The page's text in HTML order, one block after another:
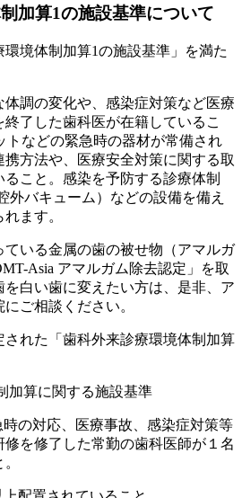
加算1の施設基準について
境体制加算1の施設基準」を満た
調の変化や、感染症対策など医療
了した歯科医が在籍しているこ
トなどの緊急時の器材が常備され
方法や、医療安全対策に関する取
こと。感染を予防する診療体制
外バキューム）などの設備を備え
ます。
ている金属の歯の被せ物（アマルガ
Asia アマルガム除去認定」を取
白い歯に変えたい方は、是非、ア
ご相談ください。
された「歯科外来診療環境体制加算
加算に関する施設基準
の対応、医療事故、感染症対策等
を修了した常勤の歯科医師が１名